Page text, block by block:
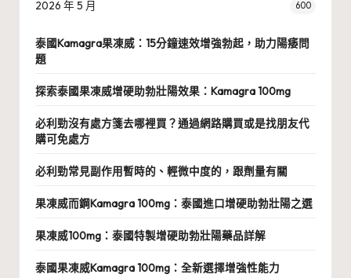
2026 年 5 月 600
泰國Kamagra果凍威：15分鐘速效增強勃起，助力陽痿問
題
探索泰國果凍威增硬助勃壯陽效果：Kamagra 100mg
必利勁沒有處方箋去哪裡買？通過網路購買或是找朋友代
購可免處方
必利勁常見副作用暫時的、輕微中度的，跟劑量有關
果凍威而鋼Kamagra 100mg：泰國進口增硬助勃壯陽之選
果凍威100mg：泰國特製增硬助勃壯陽藥品詳解
泰國果凍威Kamagra 100mg：全新選擇增強性能力